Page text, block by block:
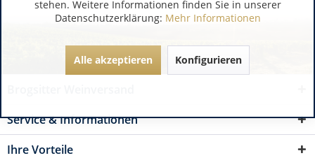
Service & Informationen
Ihre Vorteile
stehen. Weitere Informationen finden Sie in unserer
Datenschutzerklärung: Mehr Informationen
Alle akzeptieren Konfigurieren